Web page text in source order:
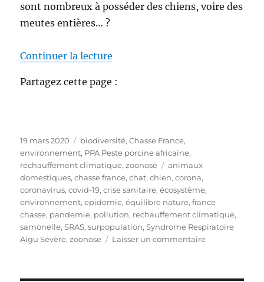
sont nombreux à posséder des chiens, voire des
meutes entières… ?
Continuer la lecture
Partagez cette page :
P
u
b
l
i
é
l
e
19 mars 2020
C
a
t
é
g
o
r
i
e
biodiversité,Chasse France,
environnement, PPA Peste porcine africaine,
réchauffement climatique,zoonose
É
t
i
q
u
e
t
animaux
domestiques,chasse france,chat,chien,corona,
coronavirus,covid-19,crise sanitaire,écosystème,
environnement,epidemie,équilibre nature,france
chasse, pandemie, pollution, rechauffement climatique,
samonelle,SRAS,surpopulation,Syndrome Respiratoire
Aigu Sévère,zoonose Laisser un commentaires